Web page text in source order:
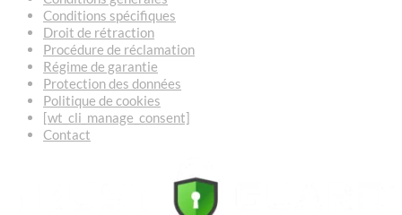
Conditions spécifiques
Droit de rétraction
Procédure de réclamation
Régime de garantie
Protection des données
Politique de cookies
[wt_cli_manage_consent]
Contact